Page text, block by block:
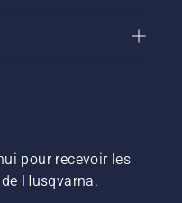
pour recevoir les
Husqvarna.